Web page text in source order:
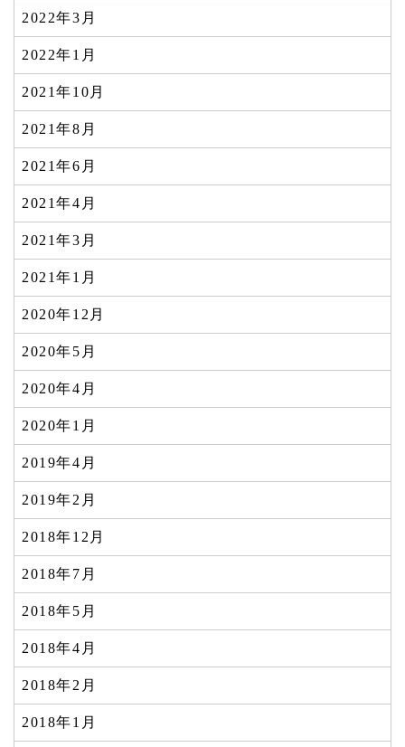
2022年3月
2022年1月
2021年10月
2021年8月
2021年6月
2021年4月
2021年3月
2021年1月
2020年12月
2020年5月
2020年4月
2020年1月
2019年4月
2019年2月
2018年12月
2018年7月
2018年5月
2018年4月
2018年2月
2018年1月